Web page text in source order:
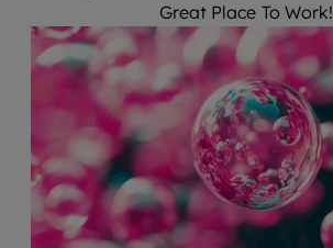
Great Place To Work!